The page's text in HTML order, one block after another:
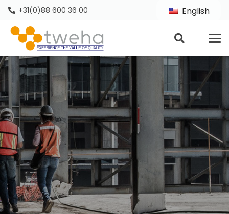
+31(0)88 600 36 00 English